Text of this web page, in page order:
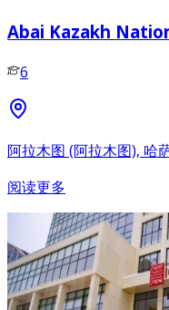
Abai Kazakh
6
阿拉木图 (阿拉木图), 哈
阅读更多